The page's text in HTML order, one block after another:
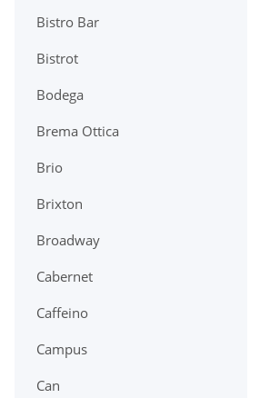
Bistro Bar
Bistrot
Bodega
Brema Ottica
Brio
Brixton
Broadway
Cabernet
Caffeino
Campus
Can